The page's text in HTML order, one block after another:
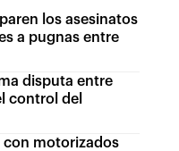
los asesinatos
a pugnas entre
disputa entre
control del
con motorizados